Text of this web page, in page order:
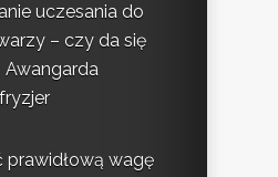
uczesania do
– czy da się
prawidłową wagę